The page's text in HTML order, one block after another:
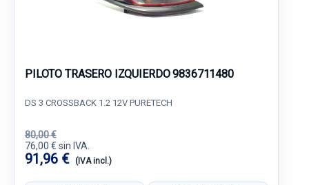
PILOTO TRASERO IZQUIERDO 9836711480
DS 3 CROSSBACK 1.2 12V PURETECH
80,00 €
76,00 € sin IVA.
91,96 € (IVA incl.)